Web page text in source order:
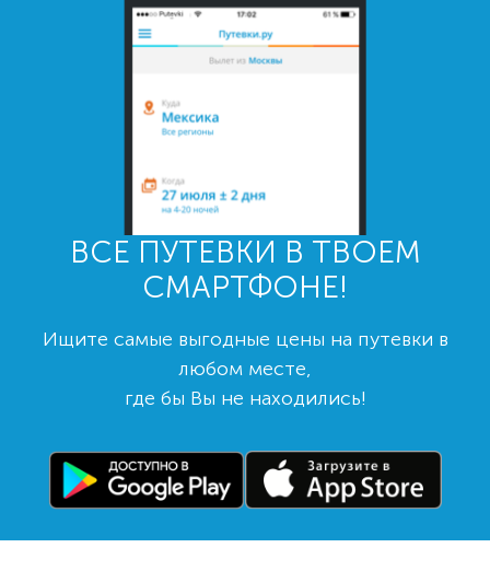
ВСЕ ПУТЕВКИ В ТВОЕМ
СМАРТФОНЕ!
Ищите самые выгодные цены на путевки в
любом месте,
где бы Вы не находились!